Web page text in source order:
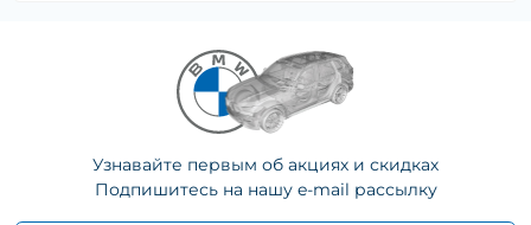
Узнавайте первым об акциях и скидках
Подпишитесь на нашу e-mail рассылку